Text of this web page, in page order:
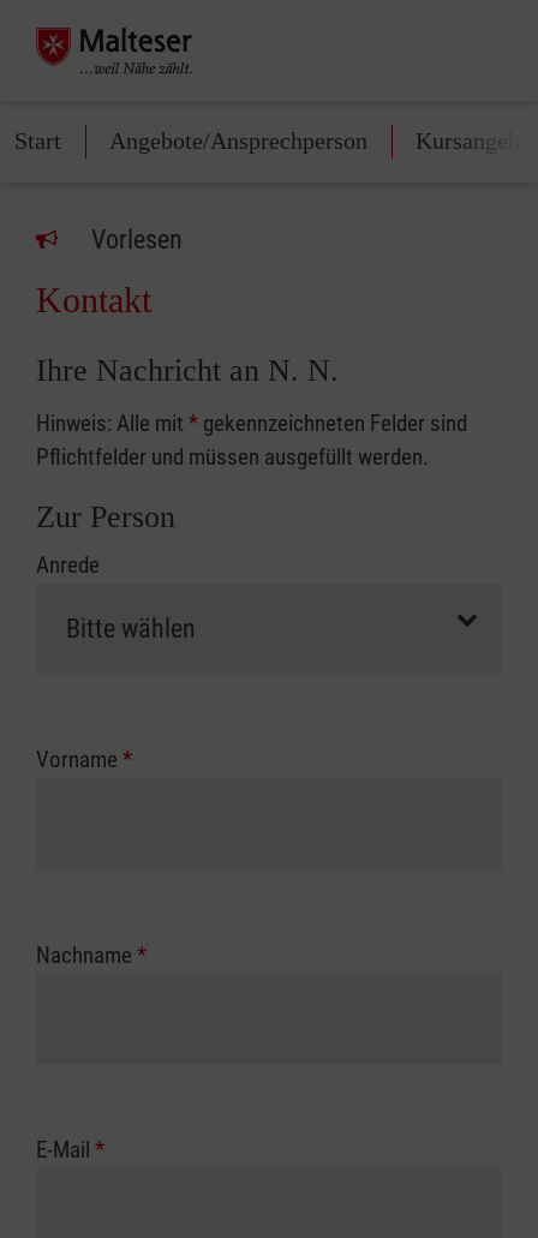
Start Angebote/Ansprechperson Kursangebot
Vorlesen
Kontakt
Ihre Nachricht an N. N.
Hinweis: Alle mit * gekennzeichneten Felder sind
Pflichtfelder und müssen ausgefüllt werden.
Zur Person
Anrede
Vorname *
Nachname *
E-Mail *